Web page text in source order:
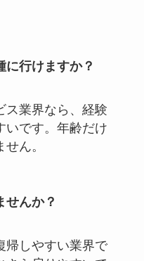
に行けますか？
ス業界なら、経験
いです。年齢だけ
ん。
せんか？
帰しやすい業界で